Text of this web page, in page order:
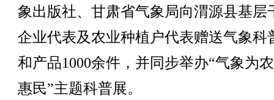
象出版社、甘肃省气象局向渭源县基层
企业代表及农业种植户代表赠送气象科
和产品1000余件，并同步举办“气象为
惠民”主题科普展。